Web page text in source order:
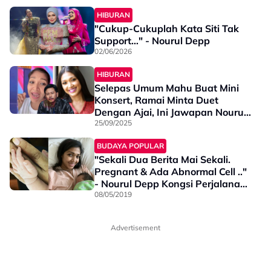
HIBURAN
"Cukup-Cukuplah Kata Siti Tak
Support…" - Nourul Depp
02/06/2026
HIBURAN
Selepas Umum Mahu Buat Mini
Konsert, Ramai Minta Duet
Dengan Ajai, Ini Jawapan Nourul
Deppp - “No”
25/09/2025
BUDAYA POPULAR
"Sekali Dua Berita Mai Sekali.
Pregnant & Ada Abnormal Cell .."
- Nourul Depp Kongsi Perjalanan
Isabella
08/05/2019
Advertisement